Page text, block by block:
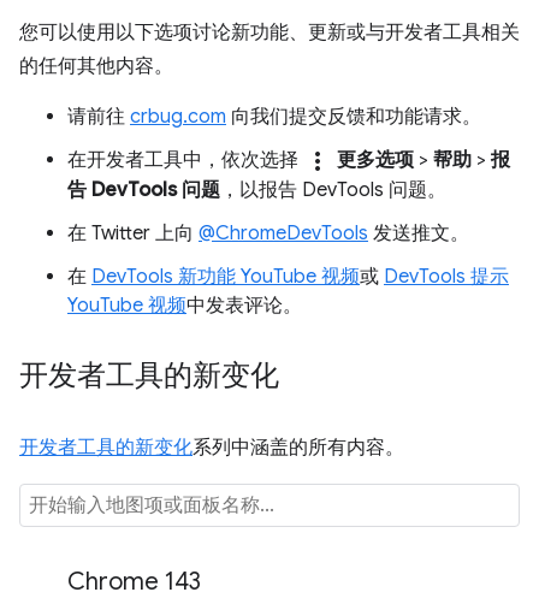
您可以使用以下选项讨论新功能、更新或与开发者工具相关
的任何其他内容。
请前往 crbug.com 向我们提交反馈和功能请求。
在开发者工具中，依次选择
more_vert 更多选项 > 帮助 > 报
告 DevTools 问题 ，以报告 DevTools 问题。
在 Twitter 上向 @ChromeDevTools 发送推文。
在 DevTools 新功能 YouTube 视频或 DevTools 提示
YouTube 视频中发表评论。
开发者工具的新变化
开发者工具的新变化系列中涵盖的所有内容。
Chrome 143